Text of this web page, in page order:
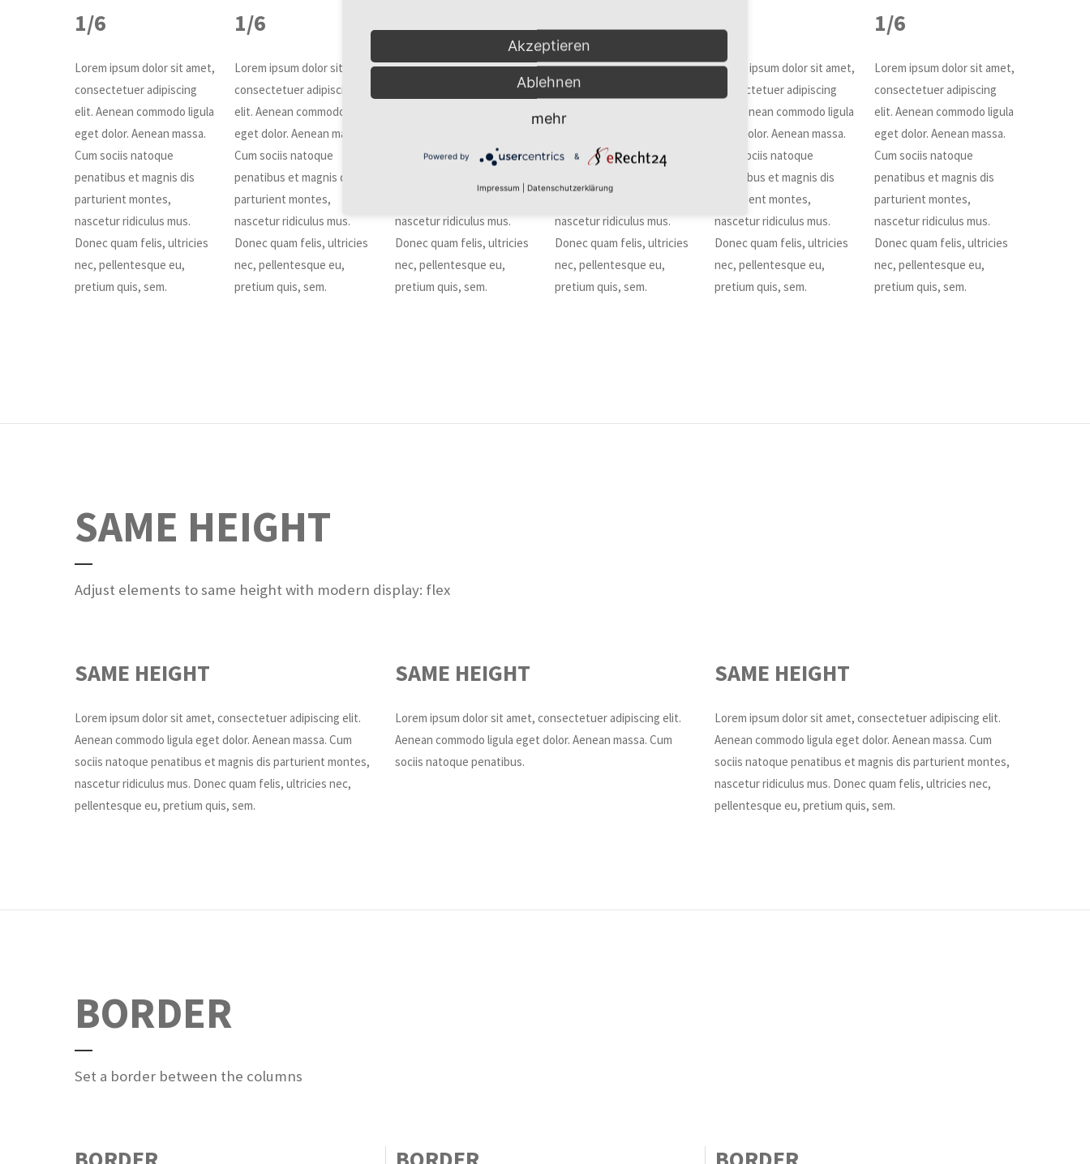
1/6
Lorem ipsum dolor sit amet,
consectetuer adipiscing
elit. Aenean commodo ligula
eget dolor. Aenean massa.
Cum sociis natoque
penatibus et magnis dis
parturient montes,
nascetur ridiculus mus.
Donec quam felis, ultricies
nec, pellentesque eu,
pretium quis, sem.
1/6
Lorem ipsum dolor sit amet,
consectetuer adipiscing
elit. Aenean commodo ligula
eget dolor. Aenean massa.
Cum sociis natoque
penatibus et magnis dis
parturient montes,
nascetur ridiculus mus.
Donec quam felis, ultricies
nec, pellentesque eu,
pretium quis, sem.
1/6
Lorem ipsum dolor sit amet,
consectetuer adipiscing
Cum sociis natoque
nascetur ridiculus mus.
Donec quam felis, ultricies
nec, pellentesque eu,
pretium quis, sem.
1/6
Lorem ipsum dolor sit amet,
consectetuer adipiscing
elit. Aenean commodo ligula
Cum sociis natoque
nascetur ridiculus mus.
Donec quam felis, ultricies
nec, pellentesque eu,
pretium quis, sem.
1/6
Lorem ipsum dolor sit amet,
consectetuer adipiscing
elit. Aenean commodo ligula
eget dolor. Aenean massa.
Cum sociis natoque
penatibus et magnis dis
parturient montes,
nascetur ridiculus mus.
Donec quam felis, ultricies
nec, pellentesque eu,
pretium quis, sem.
1/6
Lorem ipsum dolor sit amet,
consectetuer adipiscing
elit. Aenean commodo ligula
eget dolor. Aenean massa.
Cum sociis natoque
penatibus et magnis dis
parturient montes,
nascetur ridiculus mus.
Donec quam felis, ultricies
nec, pellentesque eu,
pretium quis, sem.
SAME HEIGHT
Adjust elements to same height with modern display: flex
SAME HEIGHT
Lorem ipsum dolor sit amet, consectetuer adipiscing elit.
Aenean commodo ligula eget dolor. Aenean massa. Cum
sociis natoque penatibus et magnis dis parturient montes,
nascetur ridiculus mus. Donec quam felis, ultricies nec,
pellentesque eu, pretium quis, sem.
SAME HEIGHT
Lorem ipsum dolor sit amet, consectetuer adipiscing elit.
Aenean commodo ligula eget dolor. Aenean massa. Cum
sociis natoque penatibus.
SAME HEIGHT
Lorem ipsum dolor sit amet, consectetuer adipiscing elit.
Aenean commodo ligula eget dolor. Aenean massa. Cum
sociis natoque penatibus et magnis dis parturient montes,
nascetur ridiculus mus. Donec quam felis, ultricies nec,
pellentesque eu, pretium quis, sem.
BORDER
Set a border between the columns
Akzeptieren
Ablehnen
mehr
Powered by &
Impressum Datenschutzerklärung